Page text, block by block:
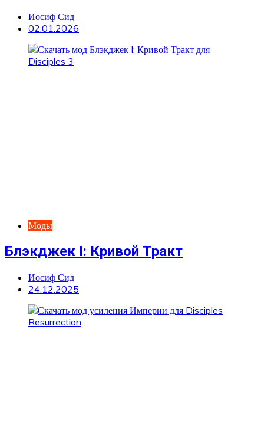
Иосиф Сид
02.01.2026
Моды
Блэкджек I: Кривой Тракт
Иосиф Сид
24.12.2025